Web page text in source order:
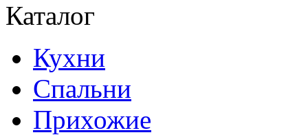
Каталог
Кухни
Спальни
Прихожие